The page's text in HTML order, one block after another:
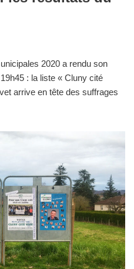
2020 a rendu son
: la liste « Cluny cité
arrive en tête des suffrages